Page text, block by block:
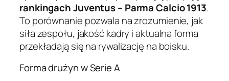
rankingach Juventus – Parma Calcio 1913.
To porównanie pozwala na zrozumienie, jak
siła zespołu, jakość kadry i aktualna forma
przekładają się na rywalizację na boisku.
Forma drużyn w Serie A